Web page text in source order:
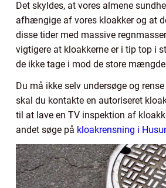
Det skyldes, at vores almene
afhængige af vores kloakker og at
disse tider med massive
vigtigere at kloakkerne er i tip top i
de ikke tage i mod de store
Du må ikke selv undersøge og
skal du kontakte en autoriseret
til at lave en TV inspektion af
andet søge på kloakrensning i